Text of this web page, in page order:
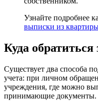
Узнайте подробнее
выписки из
Куда
Существует два способа
учета: при личном
учреждения, где можно
принимающие документы.